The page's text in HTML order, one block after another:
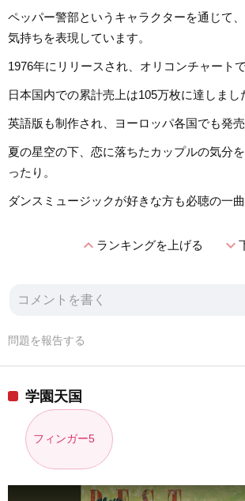
ペッパー警部というキャラクターを通じて
気持ちを表現しています。
1976年にリリースされ、オリコンチャート
日本国内での累計売上は105万枚に達しまし
英語版も制作され、ヨーロッパ各国でも発売
夏の星空の下、恋に落ちたカップルの気分
ったり。
ダンスミュージックが好きな方も必聴の一曲
expand_lessランキングを上げる expand_more
問題を報告する
学園天国
フィンガー5